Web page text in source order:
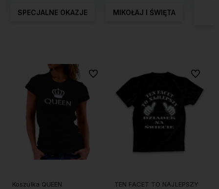
SPECJALNE OKAZJE MIKOŁAJ I ŚWIĘTA
Koszulka QUEEN
Do ulubionych
TEN FACET TO NAJLEPSZY
Do